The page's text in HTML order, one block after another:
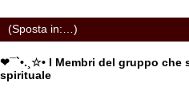
❤¯`•.¸☆• I Membri del gruppo
spirituale